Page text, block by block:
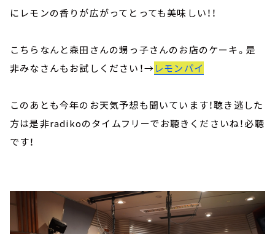
にレモンの香りが広がってとっても美味しい！！
こちらなんと森田さんの甥っ子さんのお店のケーキ。是
非みなさんもお試しください！→レモンパイ
このあとも今年のお天気予想も聞いています！聴き逃した
方は是非radikoのタイムフリーでお聴きくださいね！必聴
です！